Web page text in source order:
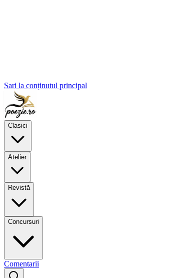
Sari la conținutul principal
Clasici
Atelier
Revistă
Concursuri
Comentarii